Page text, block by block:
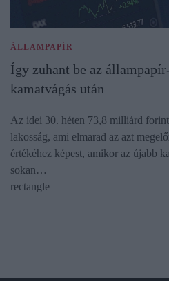
ÁLLAMPAPÍR
Így zuhant be az
kamatvágás után
Az idei 30. héten 73,8 milliárd
lakosság, ami elmarad az azt
értékéhez képest, amikor az újabb
sokan…
rectangle